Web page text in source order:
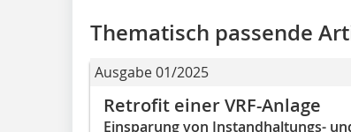
Thematisch passende
Ausgabe 01/2025
Retrofit einer VRF-Anlage
Einsparung von Instandhaltungs-